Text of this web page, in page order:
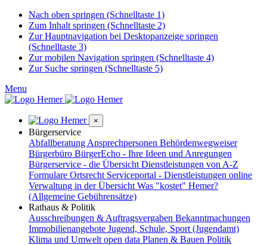
Nach oben springen (Schnelltaste 1)
Zum Inhalt springen (Schnelltaste 2)
Zur Hauptnavigation bei Desktopanzeige springen
(Schnelltaste 3)
Zur mobilen Navigation springen (Schnelltaste 4)
Zur Suche springen (Schnelltaste 5)
Menu
×
Bürgerservice
Abfallberatung Ansprechpersonen Behördenwegweiser
Bürgerbüro BürgerEcho - Ihre Ideen und Anregungen
Bürgerservice - die Übersicht Dienstleistungen von A-Z
Formulare Ortsrecht Serviceportal - Dienstleistungen online
Verwaltung in der Übersicht Was "kostet" Hemer?
(Allgemeine Gebührensätze)
Rathaus & Politik
Ausschreibungen & Auftragsvergaben Bekanntmachungen
Immobilienangebote Jugend, Schule, Sport (Jugendamt)
Klima und Umwelt open data Planen & Bauen Politik